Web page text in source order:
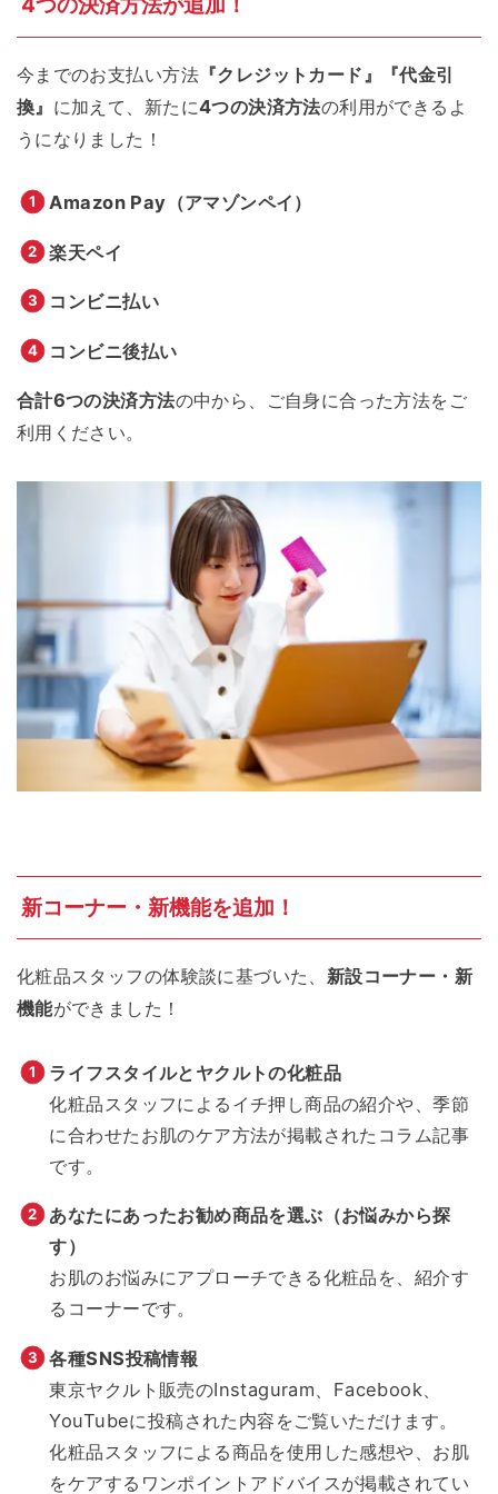
4つの決済方法が追加！
今までのお支払い方法『クレジットカード』
『代金引
換』 に加えて、新たに4つの決済方法の利用ができるよ
うになりました！
Amazon Pay（アマゾンペイ）
楽天ペイ
コンビニ払い
コンビニ後払い
合計6つの決済方法の中から、ご自身に合った方法をご
利用ください。
新コーナー・新機能を追加！
化粧品スタッフの体験談に基づいた、 新設コーナー・新
機能ができました！
ライフスタイルとヤクルトの化粧品
化粧品スタッフによるイチ押し商品の紹介や、季節
に合わせたお肌のケア方法が掲載されたコラム記事
です。
あなたにあったお勧め商品を選ぶ（お悩みから探
す）
お肌のお悩みにアプローチできる化粧品を、紹介す
るコーナーです。
各種SNS投稿情報
東京ヤクルト販売のInstaguram、Facebook、
YouTubeに投稿された内容をご覧いただけます。
化粧品スタッフによる商品を使用した感想や、お肌
をケアするワンポイントアドバイスが掲載されてい